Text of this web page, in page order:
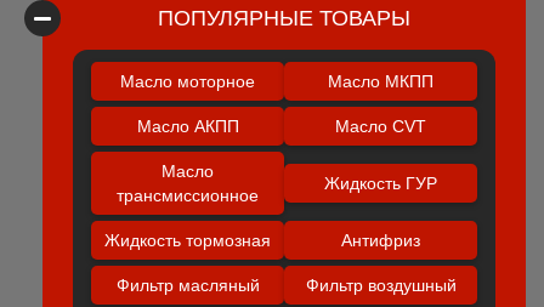
ПОПУЛЯРНЫЕ ТОВАРЫ
Масло моторное Масло МКПП
Масло АКПП Масло CVT
Масло
трансмиссионное
Жидкость ГУР
Жидкость тормозная Антифриз
Фильтр масляный Фильтр воздушный